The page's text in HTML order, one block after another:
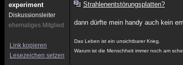
experiment
Diskussionsleiter
ehemaliges Mitglied
Link kopieren
Lesezeichen setzen
Strahlenentstörungsplatten?
dann dürfte mein handy auch kein
Das Leben ist ein unsichtbarer Krieg.
Warum ist die Menschheit immer noch am